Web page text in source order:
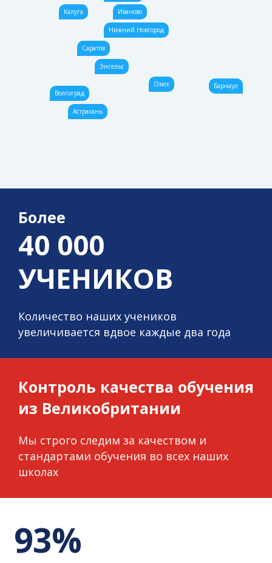
Калуга Иваново
Нижний Новгород
Саратов
Энгельс
Волгоград
Астрахань
Омск Барнаул
Более
40 000
УЧЕНИКОВ
Количество наших учеников
увеличивается вдвое каждые два года
Контроль качества обучения
из Великобритании
Мы строго следим за качеством и
стандартами обучения во всех наших
школах
93%